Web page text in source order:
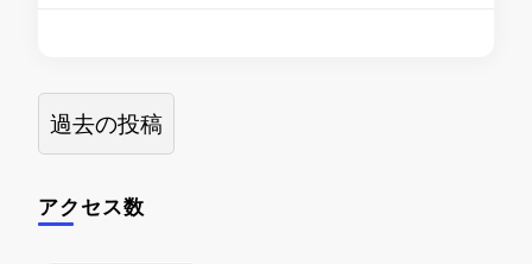
投
稿
ビ
過去の投稿
アクセス数